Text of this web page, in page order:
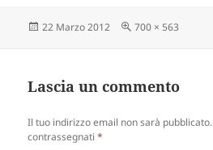
Scritto
22 Marzo 2012
Dimensione
700 × 563
Lascia un commento
Il tuo indirizzo email non sarà pubblicato.
contrassegnati*